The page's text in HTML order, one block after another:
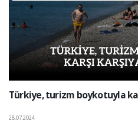
Türkiye, turizm boykotuyla
28.07.2024